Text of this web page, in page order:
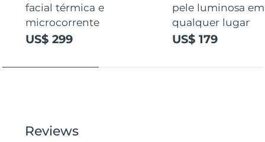
facial térmica e
microcorrente
US$ 299
pele luminosa em
qualquer lugar
US$ 179